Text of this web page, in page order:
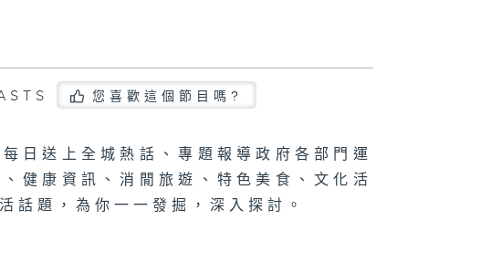
您喜歡這個節目嗎?
日送上全城熱話、專題報導政府各部門運
健康資訊、消閒旅遊、特色美食、文化活
話題，為你一一發掘，深入探討。